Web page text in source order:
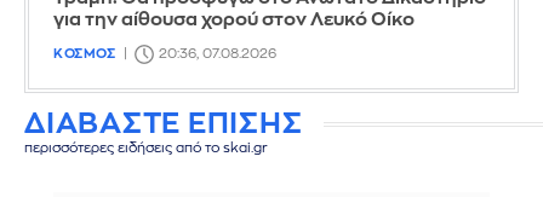
για την αίθουσα χορού στον Λευκό Οίκο
ΚΟΣΜΟΣ 20:36, 07.08.2026
ΔΙΑΒΑΣΤΕ ΕΠΙΣΗΣ
περισσότερες ειδήσεις από το skai.gr